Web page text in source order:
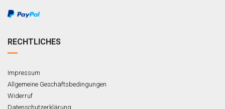
RECHTLICHES
Impressum
Allgemeine Geschäftsbedingungen
Widerruf
Datenschutzerklärung